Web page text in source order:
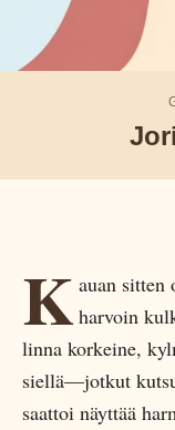
Kauan sitten
harvoin
linna korkeine,
siellä—jotkut
saattoi näyttää